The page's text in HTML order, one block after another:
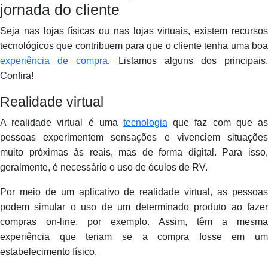
jornada do cliente
Seja nas lojas físicas ou nas lojas virtuais, existem recursos
tecnológicos que contribuem para que o cliente tenha uma boa
experiência de compra. Listamos alguns dos principais.
Confira!
Realidade virtual
A realidade virtual é uma tecnologia que faz com que as
pessoas experimentem sensações e vivenciem situações
muito próximas às reais, mas de forma digital. Para isso,
geralmente, é necessário o uso de óculos de RV.
Por meio de um aplicativo de realidade virtual, as pessoas
podem simular o uso de um determinado produto ao fazer
compras on-line, por exemplo. Assim, têm a mesma
experiência que teriam se a compra fosse em um
estabelecimento físico.